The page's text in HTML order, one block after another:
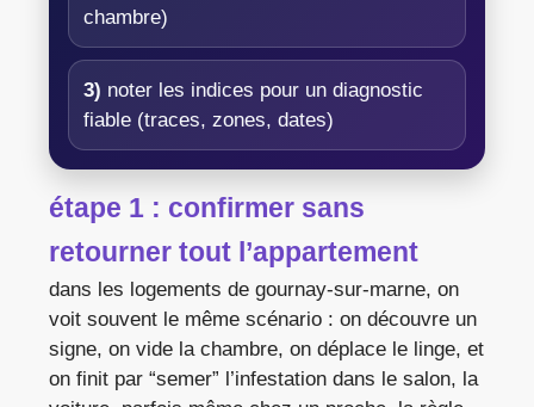
chambre)
3) noter les indices pour un diagnostic
fiable (traces, zones, dates)
étape 1 : confirmer sans
retourner tout l’appartement
dans les logements de gournay-sur-marne, on
voit souvent le même scénario : on découvre un
signe, on vide la chambre, on déplace le linge, et
on finit par “semer” l’infestation dans le salon, la